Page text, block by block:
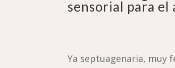
sensorial para
Ya septuagenaria, muy